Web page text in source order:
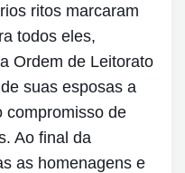
ritos marcaram
todos eles,
Ordem de Leitorato
suas esposas a
compromisso de
Ao final da
as homenagens e